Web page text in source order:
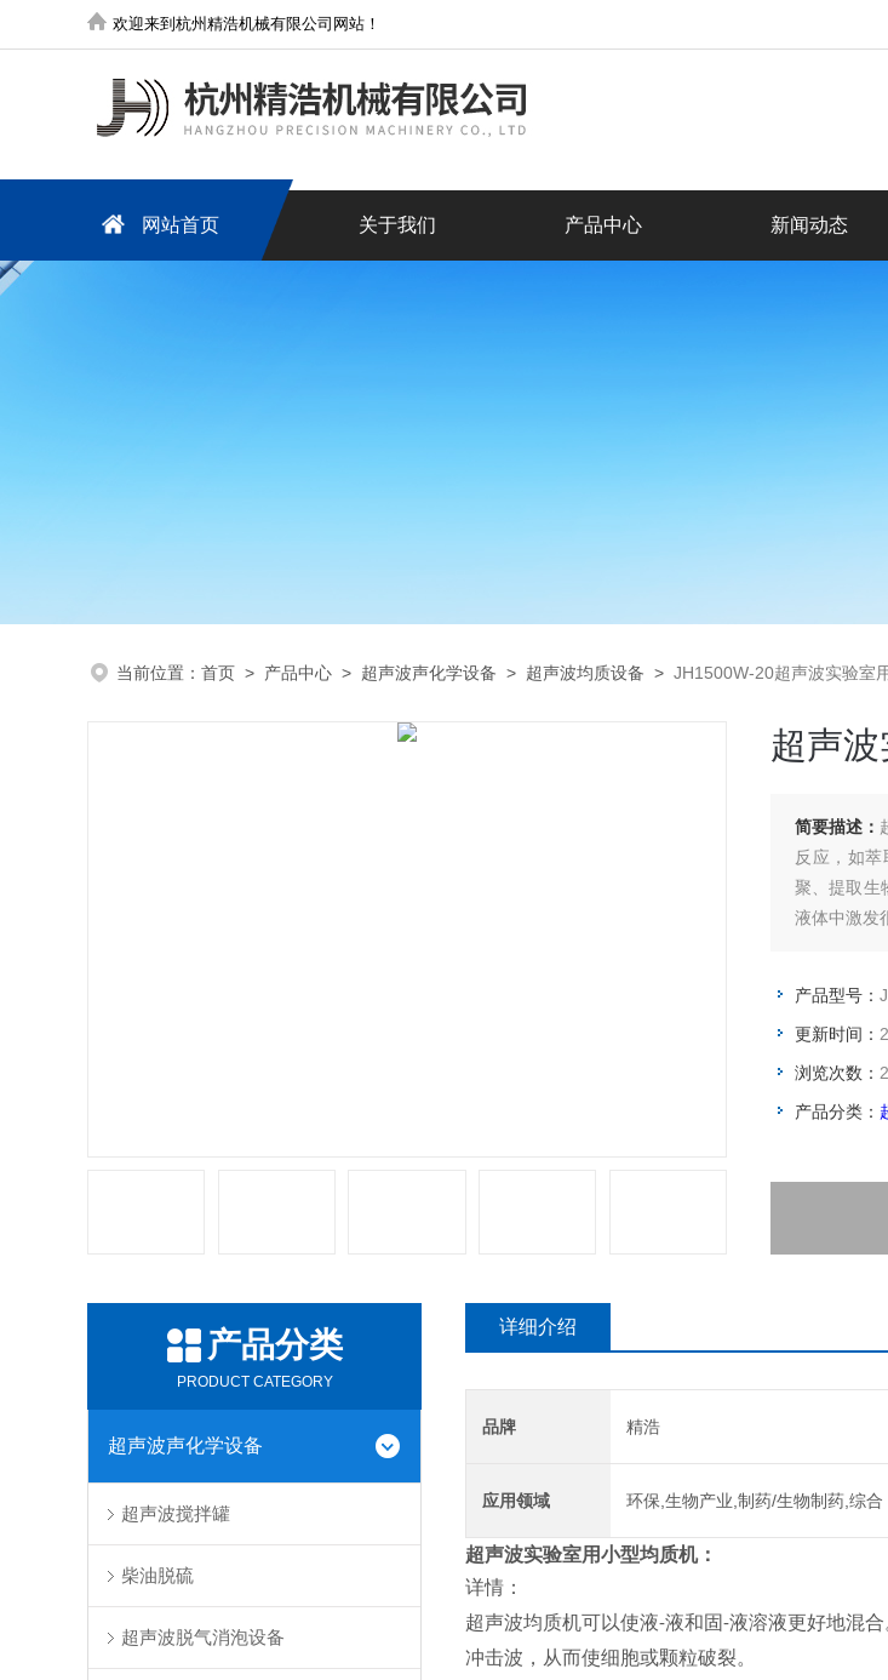
欢迎来到杭州精浩机械有限公司网站！
网站首页 关于我们 产品中心 新闻动态
当前位置： 首页 > 产品中心 > 超声波声化学设备 > 超声波均质设备 > JH1500W-20超声波实验室
超声
简要描述：
反应，如
聚、提取生
液体中激发
产品型号：
更新时间：
浏览次数：
产品分类：
产品分类
PRODUCT CATEGORY
超声波声化学设备
超声波搅拌罐
柴油脱硫
超声波脱气消泡设备
详细介绍
品牌 精浩
应用领域 环保,生物产业,制药/生物制药,综合
超声波实验室用小型均质机：
详情：
超声波均质机可以使液-液和固-液溶液更好地混
冲击波，从而使细胞或颗粒破裂。